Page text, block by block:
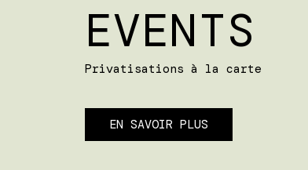
EVENTS
Privatisations à la carte
EN SAVOIR PLUS